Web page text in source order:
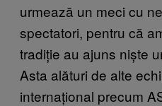
urmează un meci cu
spectatori, pentru că
tradiție au ajuns niște
Asta alături de alte
internațional precum